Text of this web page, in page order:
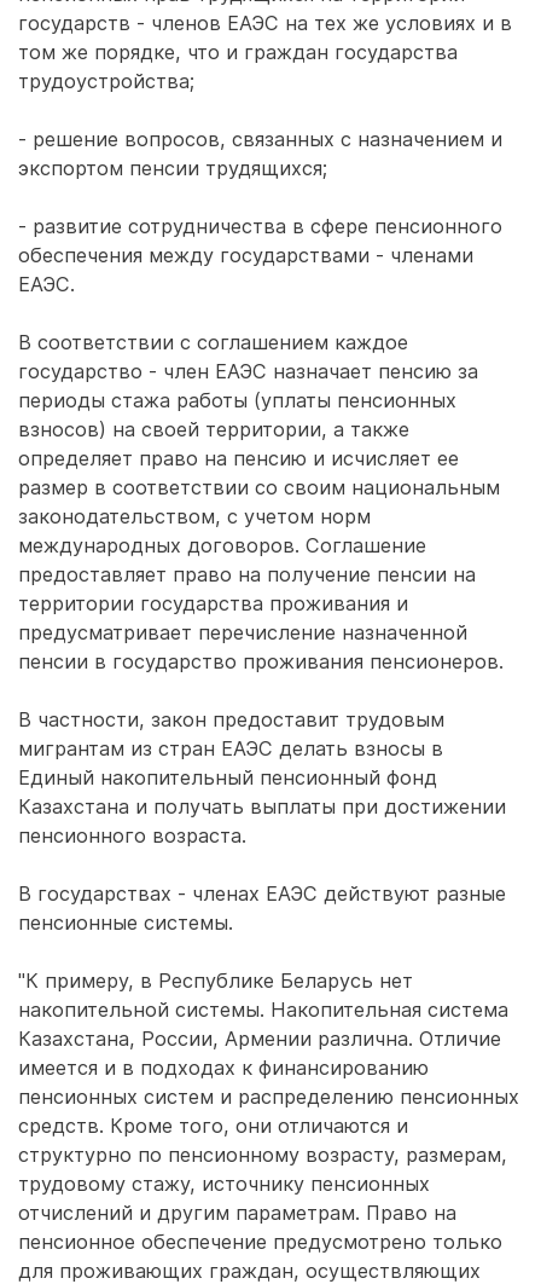
государств - членов ЕАЭС на тех же условиях и в
том же порядке, что и граждан государства
трудоустройства;
- решение вопросов, связанных с назначением и
экспортом пенсии трудящихся;
- развитие сотрудничества в сфере пенсионного
обеспечения между государствами - членами
ЕАЭС.
В соответствии с соглашением каждое
государство - член ЕАЭС назначает пенсию за
периоды стажа работы (уплаты пенсионных
взносов) на своей территории, а также
определяет право на пенсию и исчисляет ее
размер в соответствии со своим национальным
законодательством, с учетом норм
международных договоров. Соглашение
предоставляет право на получение пенсии на
территории государства проживания и
предусматривает перечисление назначенной
пенсии в государство проживания пенсионеров.
В частности, закон предоставит трудовым
мигрантам из стран ЕАЭС делать взносы в
Единый накопительный пенсионный фонд
Казахстана и получать выплаты при достижении
пенсионного возраста.
В государствах - членах ЕАЭС действуют разные
пенсионные системы.
"К примеру, в Республике Беларусь нет
накопительной системы. Накопительная система
Казахстана, России, Армении различна. Отличие
имеется и в подходах к финансированию
пенсионных систем и распределению пенсионных
средств. Кроме того, они отличаются и
структурно по пенсионному возрасту, размерам,
трудовому стажу, источнику пенсионных
отчислений и другим параметрам. Право на
пенсионное обеспечение предусмотрено только
для проживающих граждан, осуществляющих